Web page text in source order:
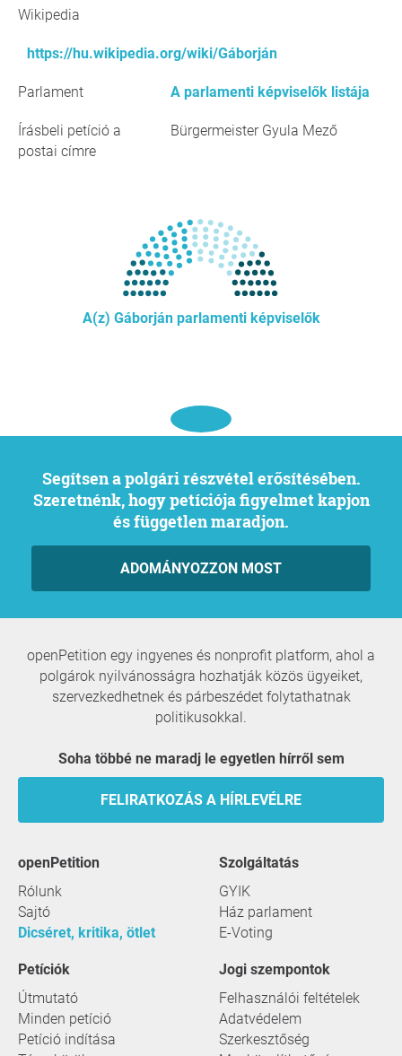
Wikipedia
https://hu.wikipedia.org/wiki/Gáborján
Parlament A parlamenti képviselők listája
Írásbeli petíció a
postai címre
Bürgermeister Gyula Mező
A(z) Gáborján parlamenti képviselők
Segítsen a polgári részvétel erősítésében.
Szeretnénk, hogy petíciója figyelmet kapjon
és független maradjon.
ADOMÁNYOZZON MOST
openPetition egy ingyenes és nonprofit platform, ahol a
polgárok nyilvánosságra hozhatják közös ügyeiket,
szervezkedhetnek és párbeszédet folytathatnak
politikusokkal.
Soha többé ne maradj le egyetlen hírről sem
FELIRATKOZÁS A HÍRLEVÉLRE
openPetition
Rólunk
Sajtó
Dicséret, kritika, ötlet
szolgáltatás
GYIK
Ház parlament
E-Voting
Petíciók
Útmutató
Minden petíció
Petíció indítása
Jogi szempontok
Felhasználói feltételek
Adatvédelem
Szerkesztőség